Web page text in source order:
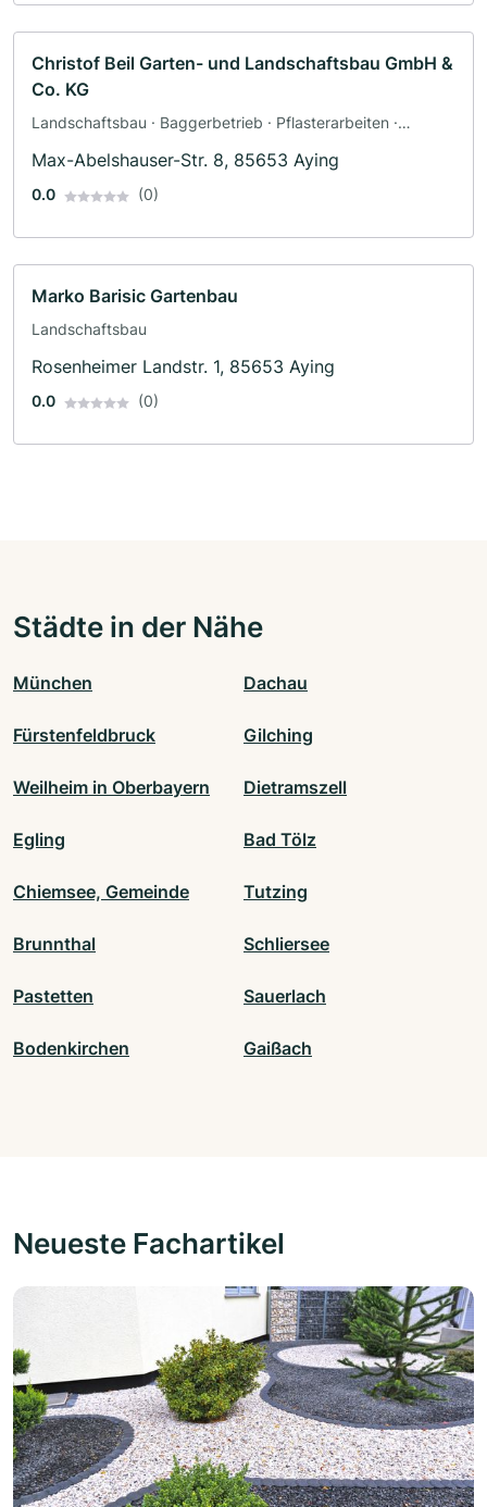
Christof Beil Garten- und Landschaftsbau GmbH &
Co. KG
Landschaftsbau · Baggerbetrieb · Pflasterarbeiten ·
Max-Abelshauser-Str. 8, 85653 Aying
0.0 (0)
Marko Barisic Gartenbau
Landschaftsbau
Rosenheimer Landstr. 1, 85653 Aying
0.0 (0)
Städte in der Nähe
München Dachau
Fürstenfeldbruck Gilching
Weilheim in Oberbayern Dietramszell
Egling Bad Tölz
Chiemsee, Gemeinde Tutzing
Brunnthal Schliersee
Pastetten Sauerlach
Bodenkirchen Gaißach
Neueste Fachartikel